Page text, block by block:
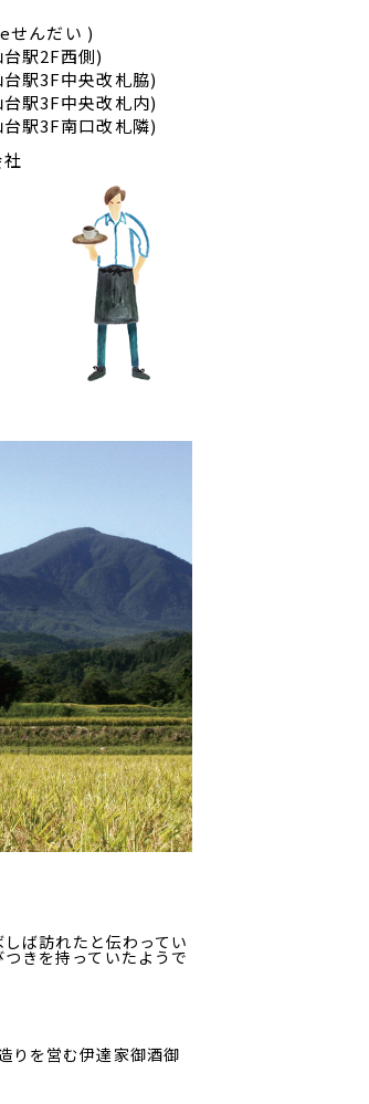
せんだい )
駅2F西側)
駅3F中央改札脇)
駅3F中央改札内)
駅3F南口改札隣)
ば訪れたと伝わってい
きを持っていたようで
りを営む伊達家御酒御